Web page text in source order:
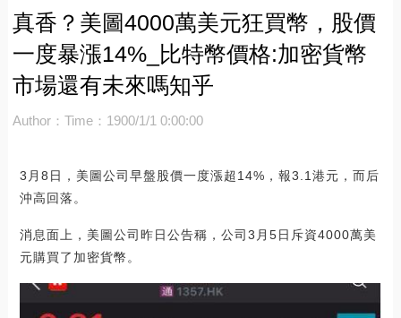
真香？美圖4000萬美元狂買幣，股價
一度暴漲14%_比特幣價格:加密貨幣
市場還有未來嗎知乎
Author： Time：1900/1/1 0:00:00
3月8日，美圖公司早盤股價一度漲超14%，報3.1港元，而后
沖高回落。
消息面上，美圖公司昨日公告稱，公司3月5日斥資4000萬美
元購買了加密貨幣。